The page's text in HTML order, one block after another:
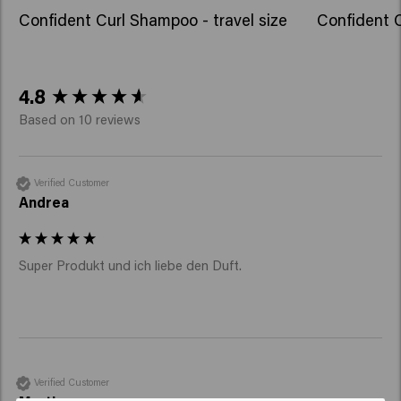
Benzyl Alcohol, Caprylic Acid, Xylitol, Phenoxyethanol,
Confident Curl Shampoo - travel size Confident
4.8
Based on 10 reviews
Verified Customer
Andrea
Super Produkt und ich liebe den Duft.
Verified Customer
New content loaded